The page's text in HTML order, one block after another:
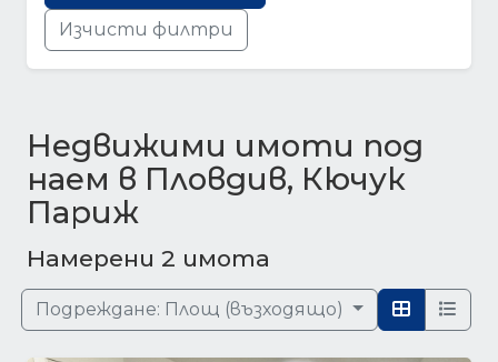
Изчисти филтри
Недвижими имоти под
наем в Пловдив, Кючук
Париж
Намерени 2 имота
Подреждане: Площ (възходящо)